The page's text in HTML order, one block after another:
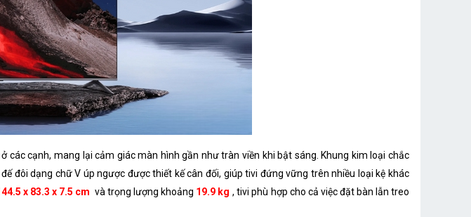
Ứng dụng phổ biến YouTube, Netflix, Prime Video
Tổng công suất loa 20W
Số lượng loa
Công nghệ âm thanh
Kết nối Internet Wi-Fi, Cổng mạng LAN
Kết nối không dây Wi-Fi 2.4GHz/5GHz, Bluetooth 5.0
USB 1 cổng USB A
các cạnh, mang lại cảm giác màn hình gần như tràn viền khi bật sáng. Khung kim loại chắc
đôi dạng chữ V úp ngược được thiết kế cân đối, giúp tivi đứng vững trên nhiều loại kệ khác
x 83.3 x 7.5 cm và trọng lượng khoảng 19.9 kg , tivi phù hợp cho cả việc đặt bàn lẫn treo